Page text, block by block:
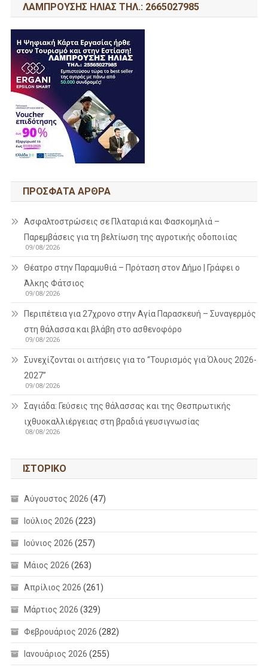
ΛΑΜΠΡΟΥΣΗΣ ΗΛΙΑΣ ΤΗΛ.: 2665027985
ΠΡΌΣΦΑΤΑ ΆΡΘΡΑ
Ασφαλτοστρώσεις σε Πλαταριά και Φασκομηλιά –
Παρεμβάσεις για τη βελτίωση της αγροτικής οδοποιίας
09/08/2026
Θέατρο στην Παραμυθιά – Πρόταση στον Δήμο | Γράφει ο
Άλκης Φάτσιος
09/08/2026
Περιπέτεια για 27χρονο στην Αγία Παρασκευή – Συναγερμός
στη θάλασσα και βλάβη στο ασθενοφόρο
09/08/2026
Συνεχίζονται οι αιτήσεις για το “Τουρισμός για Όλους 2026-
2027”
09/08/2026
Σαγιάδα: Γεύσεις της θάλασσας και της Θεσπρωτικής
ιχθυοκαλλιέργειας στη βραδιά γευσιγνωσίας
08/08/2026
ΙΣΤΟΡΙΚΌ
Αύγουστος 2026 (47)
Ιούλιος 2026 (223)
Ιούνιος 2026 (257)
Μάιος 2026 (263)
Απρίλιος 2026 (261)
Μάρτιος 2026 (329)
Φεβρουάριος 2026 (282)
Ιανουάριος 2026 (255)